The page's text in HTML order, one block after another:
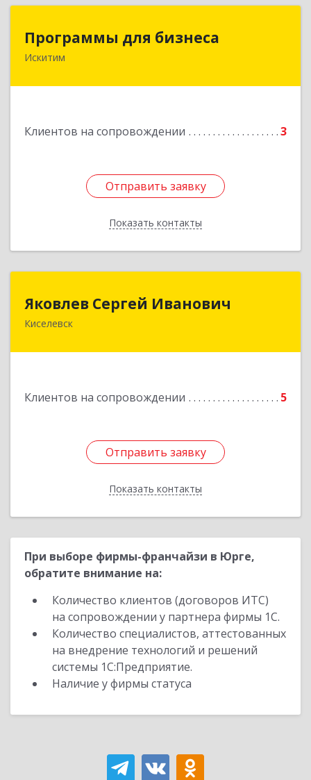
Программы для бизнеса
Искитим
Клиентов на сопровождении 3
Отправить заявку
Показать контакты
Программы для бизнеса
Отправить заявку
Назад
Яковлев Сергей Иванович
Киселевск
Клиентов на сопровождении 5
Отправить заявку
Показать контакты
Яковлев Сергей Иванович
650002, Кемеровская обл, г.Кемерово, пр-т
Отправить заявку
Назад
При выборе фирмы-франчайзи в Юрге,
обратите внимание на:
Количество клиентов (договоров ИТС)
на сопровождении у партнера фирмы 1С.
Количество специалистов, аттестованных
на внедрение технологий и решений
системы 1С:Предприятие.
Наличие у фирмы статуса